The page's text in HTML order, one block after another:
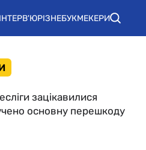
ІНТЕРВ'ЮРІЗНЕБУКМЕКЕРИ
зацікавилися
основну перешкоду